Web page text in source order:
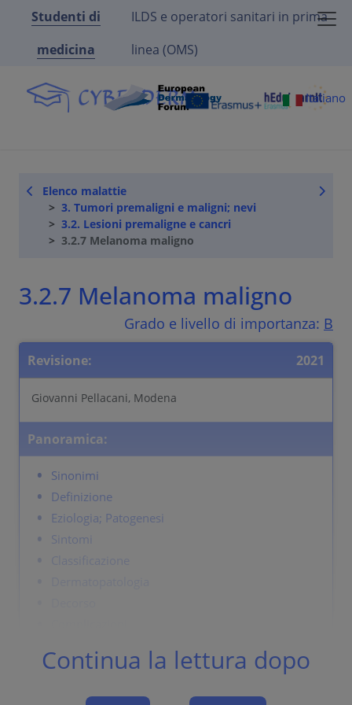
Studenti di
medicina
ILDS e operatori sanitari in prima
linea (OMS)
Italiano
Elenco malattie
3. Tumori premaligni e maligni; nevi
3.2. Lesioni premaligne e cancri
3.2.7 Melanoma maligno
3.2.7 Melanoma maligno
Grado e livello di importanza: B
Revisione: 2021
Giovanni Pellacani, Modena
Panoramica:
Sinonimi
Definizione
Eziologia; Patogenesi
Sintomi
Terapia
Continua la lettura dopo